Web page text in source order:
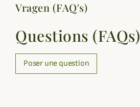
Vragen (FAQ's)
Questions (FAQs)
Poser une question